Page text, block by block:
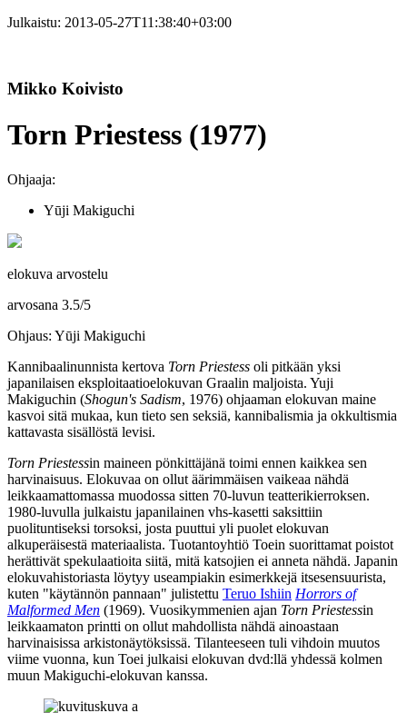
Julkaistu: 2013-05-27T11:38:40+03:00
Mikko Koivisto
Torn Priestess (1977)
Ohjaaja:
Yūji Makiguchi
elokuva arvostelu
arvosana 3.5/5
Ohjaus: Yūji Makiguchi
Kannibaalinunnista kertova Torn Priestess oli pitkään yksi
japanilaisen eksploitaatioelokuvan Graalin maljoista. Yuji
Makiguchin (Shogun's Sadism, 1976) ohjaaman elokuvan maine
kasvoi sitä mukaa, kun tieto sen seksiä, kannibalismia ja okkultismia
kattavasta sisällöstä levisi.
Torn Priestessin maineen pönkittäjänä toimi ennen kaikkea sen
harvinaisuus. Elokuvaa on ollut äärimmäisen vaikeaa nähdä
leikkaamattomassa muodossa sitten 70‑luvun teatterikierroksen.
1980‑luvulla julkaistu japanilainen vhs‑kasetti saksittiin
puolituntiseksi torsoksi, josta puuttui yli puolet elokuvan
alkuperäisestä materiaalista. Tuotantoyhtiö Toein suorittamat poistot
herättivät spekulaatioita siitä, mitä katsojien ei anneta nähdä. Japanin
elokuvahistoriasta löytyy useampiakin esimerkkejä itsesensuurista,
kuten "käytännön pannaan" julistettu Teruo Ishiin Horrors of
Malformed Men (1969). Vuosikymmenien ajan Torn Priestessin
leikkaamaton printti on ollut mahdollista nähdä ainoastaan
harvinaisissa arkistonäytöksissä. Tilanteeseen tuli vihdoin muutos
viime vuonna, kun Toei julkaisi elokuvan dvd:llä yhdessä kolmen
muun Makiguchi-elokuvan kanssa.